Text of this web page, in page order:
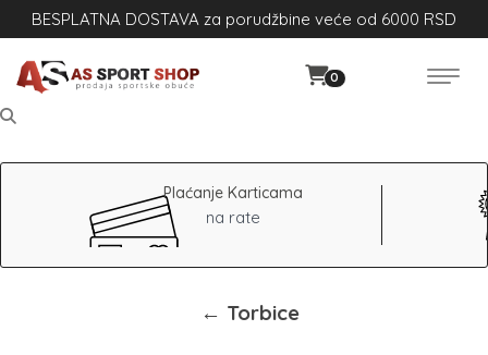
BESPLATNA DOSTAVA za porudžbine veće od 6000 RSD
0
Plaćanje Karticama
na rate
← Torbice